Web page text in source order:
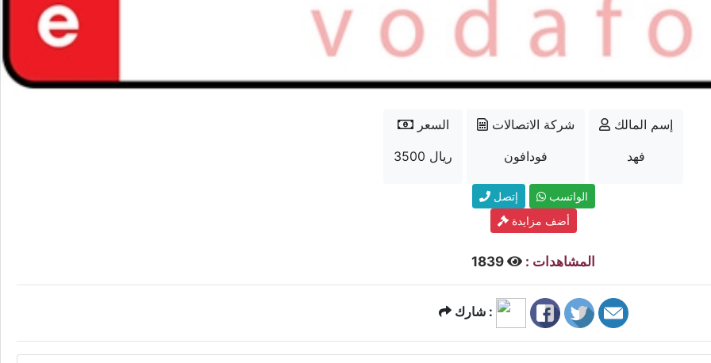
السعر
3500 ريال
شركة الاتصالات
فودافون
إسم المالك
فهد
إتصل
الواتسب
أضف مزايدة
المشاهدات :
شارك :